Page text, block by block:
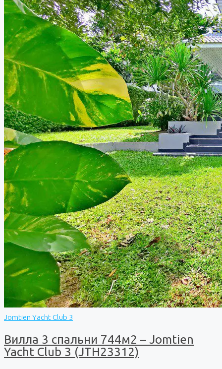
Jomtien Yacht Club 3
Вилла 3 спальни 744м2 – Jomtien
Yacht Club 3 (JTH23312)